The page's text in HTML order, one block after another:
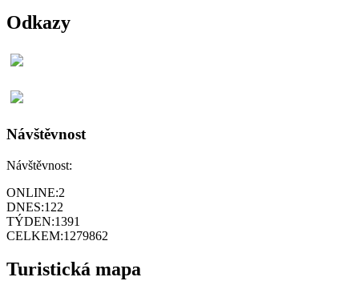
Odkazy
Návštěvnost
Návštěvnost:
ONLINE:2
DNES:122
TÝDEN:1391
CELKEM:1279862
Turistická mapa